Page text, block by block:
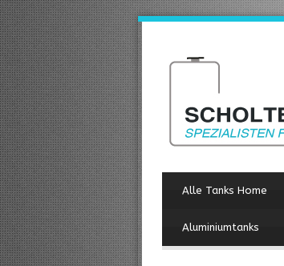
Alle Tanks Home
Aluminiumtanks